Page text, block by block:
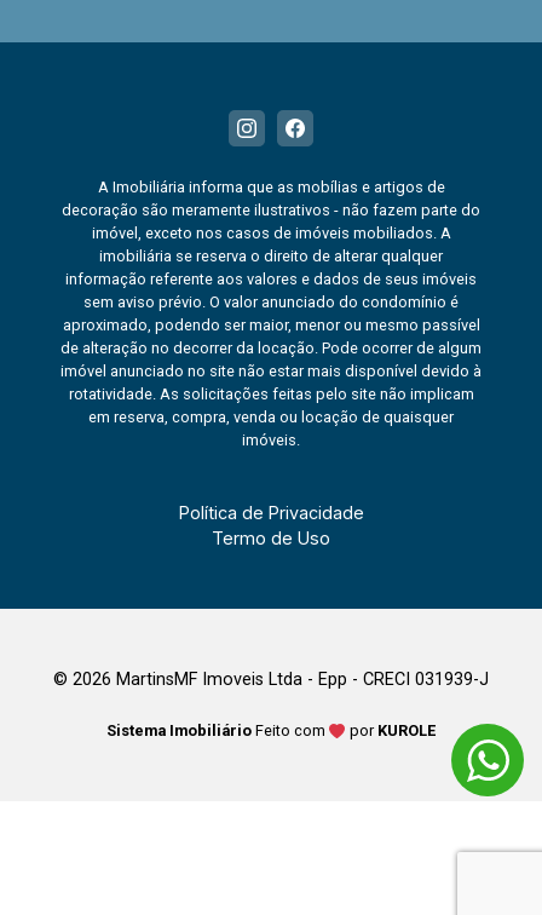
A Imobiliária informa que as mobílias e artigos de
decoração são meramente ilustrativos - não fazem parte do
imóvel, exceto nos casos de imóveis mobiliados. A
imobiliária se reserva o direito de alterar qualquer
informação referente aos valores e dados de seus imóveis
sem aviso prévio. O valor anunciado do condomínio é
aproximado, podendo ser maior, menor ou mesmo passível
de alteração no decorrer da locação. Pode ocorrer de algum
imóvel anunciado no site não estar mais disponível devido à
rotatividade. As solicitações feitas pelo site não implicam
em reserva, compra, venda ou locação de quaisquer
imóveis.
Política de Privacidade
Termo de Uso
© 2026 MartinsMF Imoveis Ltda - Epp - CRECI 031939-J
Sistema Imobiliário Feito com por KUROLE